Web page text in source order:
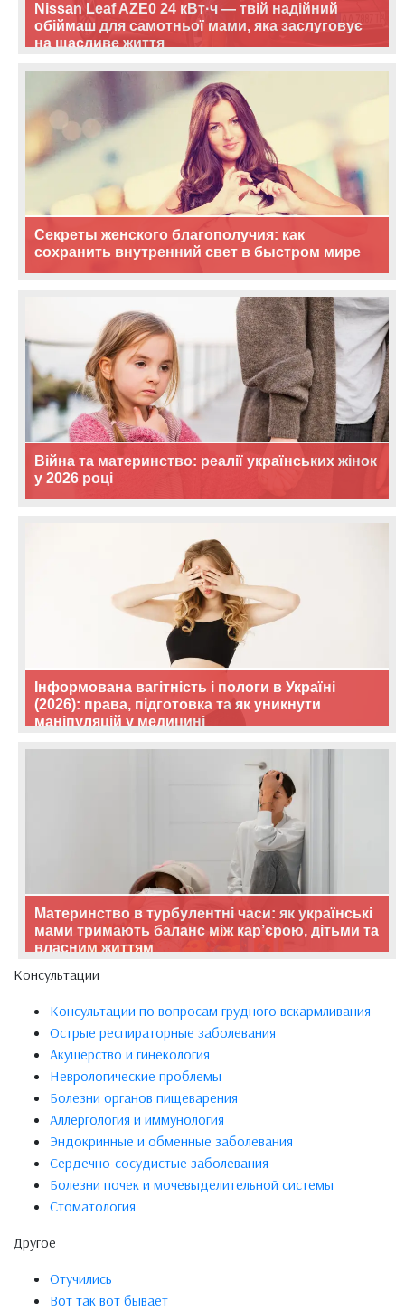
Nissan Leaf AZE0 24 кВт·ч — твій надійний
обіймаш для самотньої мами, яка заслуговує
на щасливе життя
Секреты женского благополучия: как
сохранить внутренний свет в быстром мире
Війна та материнство: реалії українських жінок
у 2026 році
Інформована вагітність і пологи в Україні
(2026): права, підготовка та як уникнути
маніпуляцій у медицині
Материнство в турбулентні часи: як українські
мами тримають баланс між кар’єрою, дітьми та
власним життям
Консультации
Консультации по вопросам грудного вскармливания
Острые респираторные заболевания
Акушерство и гинекология
Неврологические проблемы
Болезни органов пищеварения
Аллергология и иммунология
Эндокринные и обменные заболевания
Сердечно-сосудистые заболевания
Болезни почек и мочевыделительной системы
Стоматология
Другое
Отучились
Вот так вот бывает